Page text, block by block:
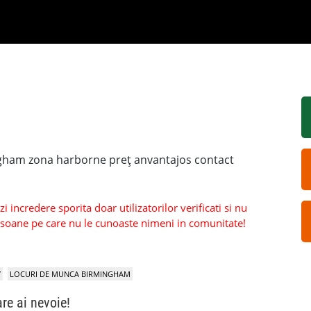
zona harborne preț anvantajos contact
incredere sporita doar utilizatorilor verificati si nu
pe care nu le cunoaste nimeni in comunitate!
LOCURI DE MUNCA BIRMINGHAM
ai nevoie!